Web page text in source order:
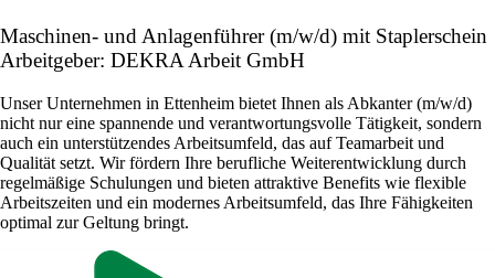
Maschinen- und Anlagenführer (m/w/d) mit Staplerschein
Arbeitgeber: DEKRA Arbeit GmbH
Unser Unternehmen in Ettenheim bietet Ihnen als Abkanter (m/w/d)
nicht nur eine spannende und verantwortungsvolle Tätigkeit, sondern
auch ein unterstützendes Arbeitsumfeld, das auf Teamarbeit und
Qualität setzt. Wir fördern Ihre berufliche Weiterentwicklung durch
regelmäßige Schulungen und bieten attraktive Benefits wie flexible
Arbeitszeiten und ein modernes Arbeitsumfeld, das Ihre Fähigkeiten
optimal zur Geltung bringt.